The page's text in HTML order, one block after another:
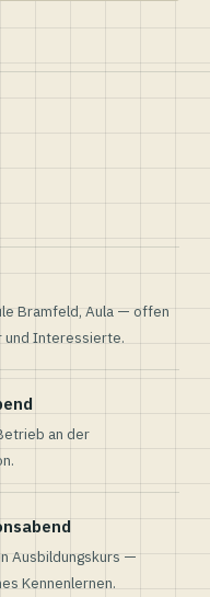
Bramfeld, Aula — offen
und Interessierte.
an der
Ausbildungskurs —
Kennenlernen.